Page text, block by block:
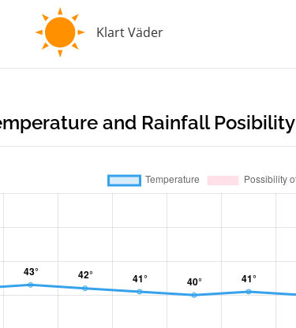
Klart Väder
and Rainfall Posibility